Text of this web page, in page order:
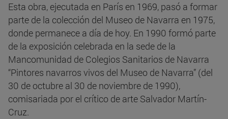
Esta obra, ejecutada en París en 1969, pasó a formar
parte de la colección del Museo de Navarra en 1975,
donde permanece a día de hoy. En 1990 formó parte
de la exposición celebrada en la sede de la
Mancomunidad de Colegios Sanitarios de Navarra
“Pintores navarros vivos del Museo de Navarra” (del
30 de octubre al 30 de noviembre de 1990),
comisariada por el crítico de arte Salvador Martín-
Cruz.